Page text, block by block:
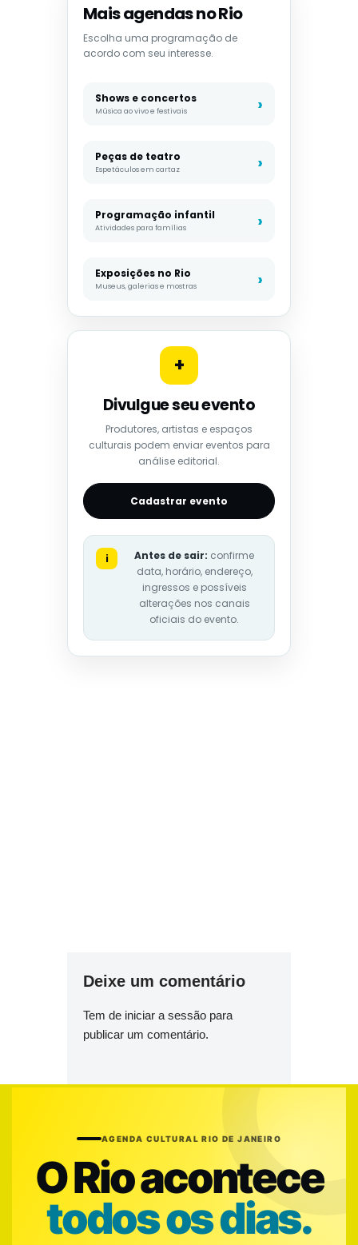
Mais agendas no Rio
Escolha uma programação de
acordo com seu interesse.
Shows e concertos
Música ao vivo e festivais
Peças de teatro
Espetáculos em cartaz
Programação infantil
Atividades para famílias
Exposições no Rio
Museus, galerias e mostras
+
Divulgue seu evento
Produtores, artistas e espaços
culturais podem enviar eventos para
análise editorial.
Cadastrar evento
i Antes de sair: confirme
data, horário, endereço,
ingressos e possíveis
alterações nos canais
oficiais do evento.
Deixe um comentário
Tem de iniciar a sessão para
publicar um comentário.
AGENDA CULTURAL RIO DE JANEIRO
O Rio acontece
todos os dias.